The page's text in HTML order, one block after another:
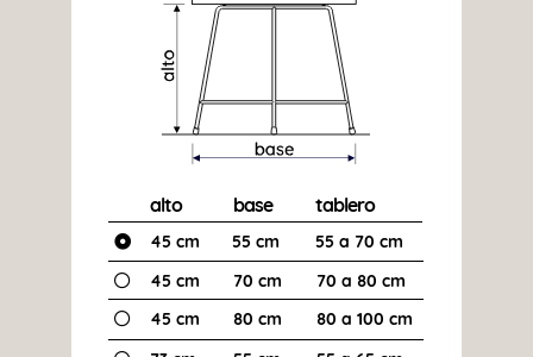
alto
45 cm
45 cm
45 cm
base
70 cm
80 cm
55 cm
tablero
70 a 80 cm
80 a 100 cm
55 a 70 cm


